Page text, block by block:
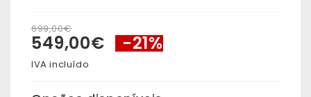
699,00€
549,00€ -21%
IVA incluído